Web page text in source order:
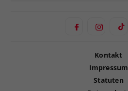
Kontakt
Impressum
Statuten